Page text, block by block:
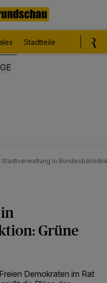
Stadtteile
in
Grüne
Demokraten im Rat